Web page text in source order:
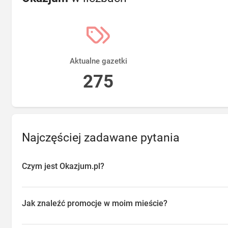
Aktualne gazetki
275
Najczęściej zadawane pytania
Czym jest Okazjum.pl?
przeglądać aktualne promocje w sklepach w Twojej okolicy,
Jak znaleźć promocje w moim mieście?